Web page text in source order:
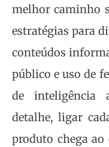
melhor caminho
estratégias para
conteúdos
público e uso de
de inteligência
detalhe, ligar
produto chega